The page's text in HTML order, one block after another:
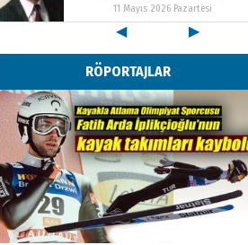
11 Mayıs 2026 Pazartesi
Kenan GÜLERCİ
Metin Külünk: Aileyi Korumak
Geleceği Korumaktır
11 Mayıs 2026 Pazartesi
◀ ▶
RÖPORTAJLAR